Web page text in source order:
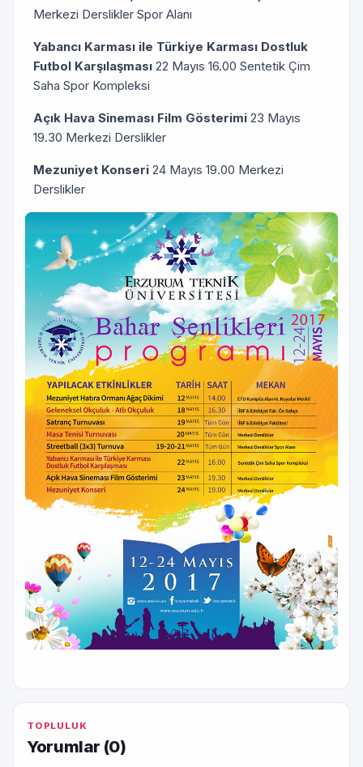
Merkezi Derslikler Spor Alanı
Yabancı Karması ile Türkiye Karması Dostluk
Futbol Karşılaşması 22 Mayıs 16.00 Sentetik Çim
Saha Spor Kompleksi
Açık Hava Sineması Film Gösterimi 23 Mayıs
19.30 Merkezi Derslikler
Mezuniyet Konseri 24 Mayıs 19.00 Merkezi
Derslikler
TOPLULUK
Yorumlar (0)